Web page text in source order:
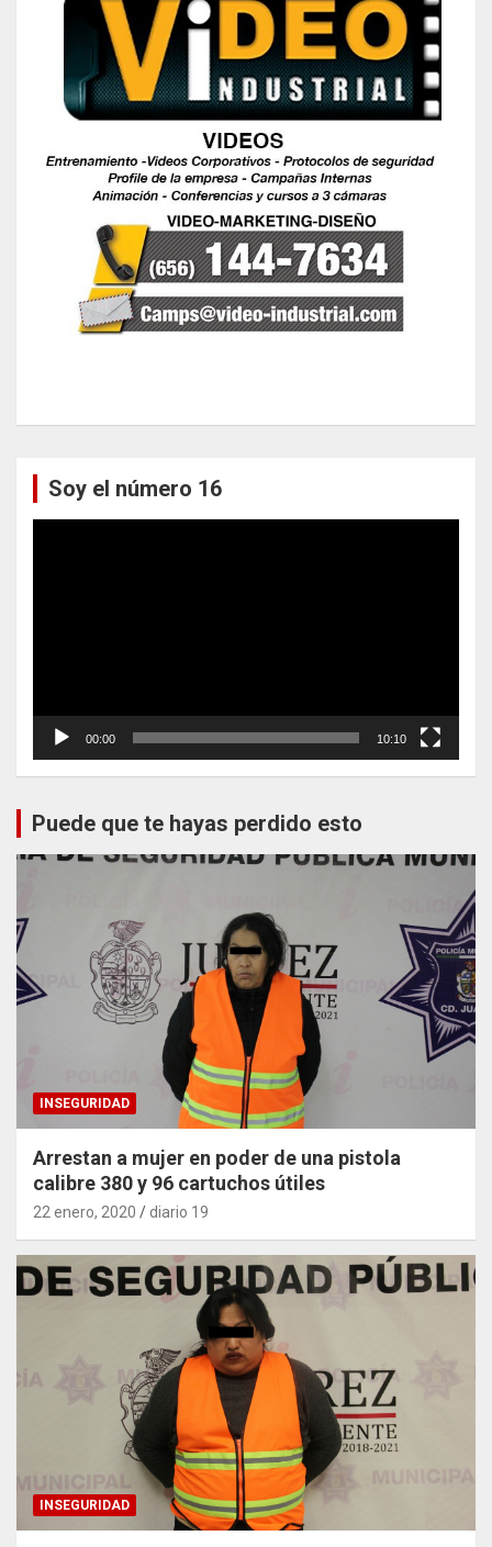
Soy el número 16
00:00 10:10
Puede que te hayas perdido esto
INSEGURIDAD
Arrestan a mujer en poder de una pistola
calibre 380 y 96 cartuchos útiles
22 enero, 2020 diario 19
INSEGURIDAD